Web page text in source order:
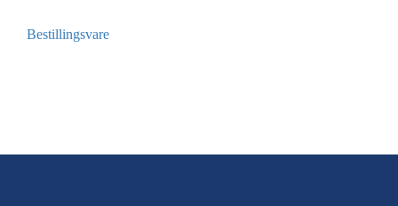
Bestillingsvare